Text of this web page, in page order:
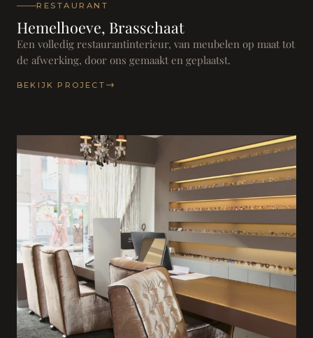
RESTAURANT
Hemelhoeve, Brasschaat
Een volledig restaurantinterieur, van meubelen op maat tot
de afwerking, door ons gemaakt en geplaatst.
BEKIJK PROJECT